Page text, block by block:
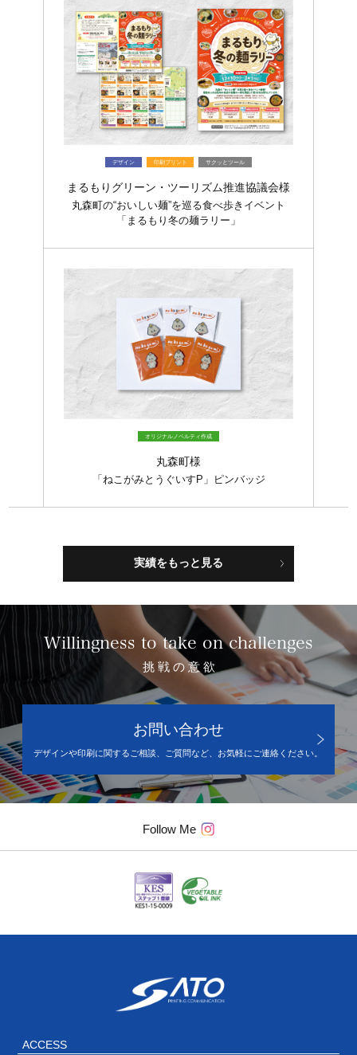
デザイン 印刷プリント サクッとツール
まるもりグリーン・ツーリズム推進協議会様
丸森町の“おいしい麺”を巡る食べ歩きイベント
「まるもり冬の麺ラリー」
オリジナルノベルティ作成
丸森町様
「ねこがみとうぐいすP」ピンバッジ
実績をもっと見る
Willingness to take on challenges
挑 戦 の 意 欲
お問い合わせ
デザインや印刷に関するご相談、ご質問など、お気軽にご連絡ください。
Follow Me
ACCESS